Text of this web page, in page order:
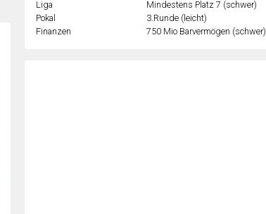
Liga
Mindestens Platz 7 (schwer)
Pokal
3.Runde (leicht)
Finanzen
750 Mio Barvermögen (schwer)